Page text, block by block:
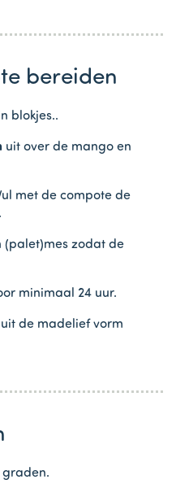
bereiden
blokjes..
uit over de mango en
met de compote de
(palet)mes zodat de
minimaal 24 uur.
de madelief vorm
graden.